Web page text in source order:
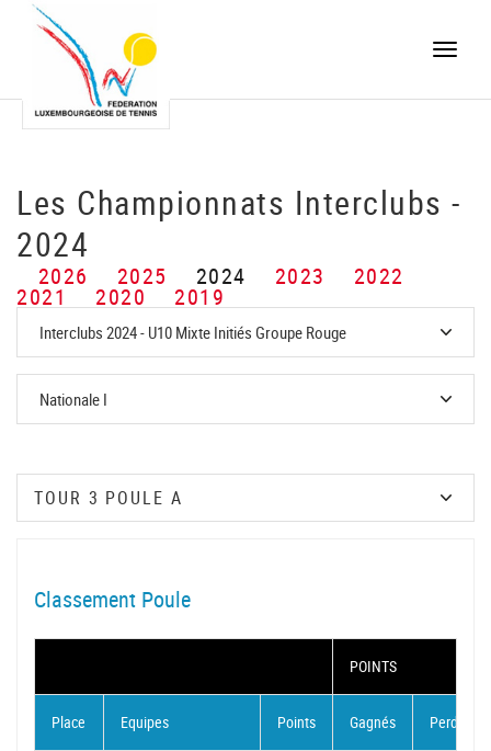
Toggle
Les Championnats Interclubs -
2024
2026 2025 2024 2023 2022
2021 2020 2019
Classement Poule
POINTS
Place Equipes Points Gagnés Perdus